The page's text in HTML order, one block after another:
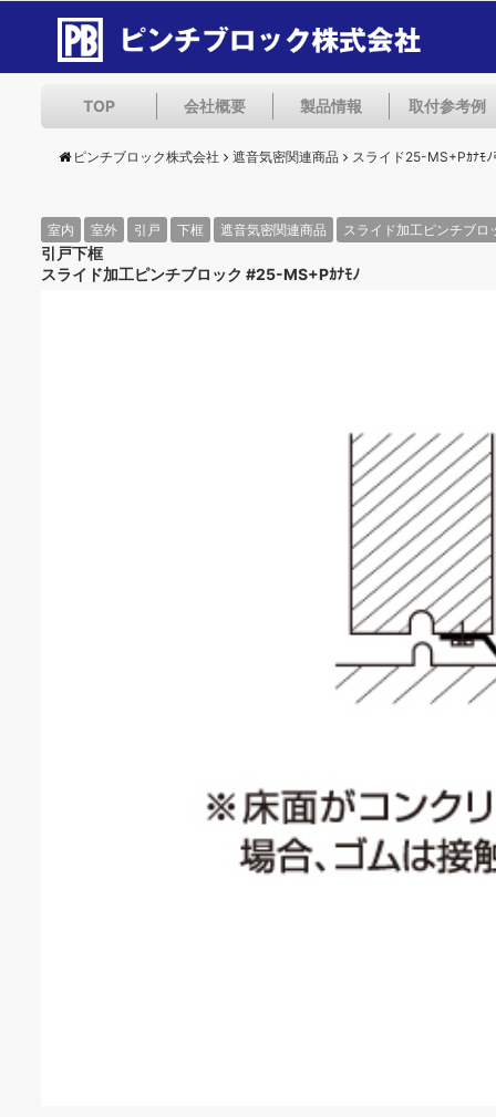
TOP 会社概要 製品情報 取付参考例
ピンチブロック株式会社 遮音気密関連商品 スライド25-MS+Pｶﾅﾓﾉ
室内 室外 引戸 下框 遮音気密関連商品 スライド加工ピンチブロ
引戸下框
スライド加工ピンチブロック #25-MS+Pｶﾅﾓﾉ